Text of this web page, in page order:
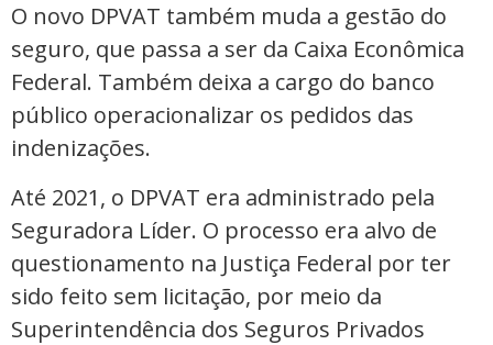
O novo DPVAT também muda a gestão do
seguro, que passa a ser da Caixa Econômica
Federal. Também deixa a cargo do banco
público operacionalizar os pedidos das
indenizações.
Até 2021, o DPVAT era administrado pela
Seguradora Líder. O processo era alvo de
questionamento na Justiça Federal por ter
sido feito sem licitação, por meio da
Superintendência dos Seguros Privados